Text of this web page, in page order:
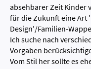
absehbarer Zeit Kinder
für die Zukunft eine Art
Design'/Familien-
Ich suche nach
Vorgaben
Vom Stil her sollte es